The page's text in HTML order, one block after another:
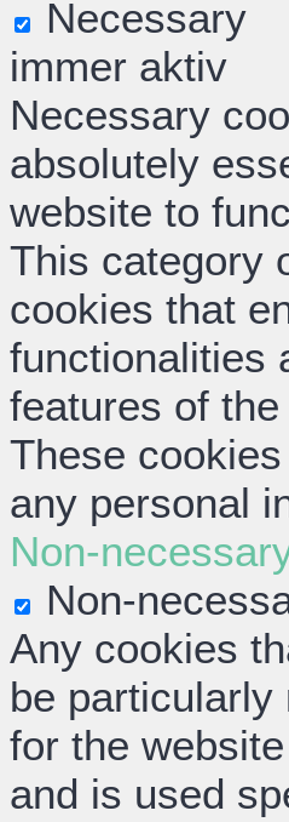
Necessary
immer aktiv
Necessary
absolutely
website to
This category
cookies that
functionalities
features of
These
any personal
Non-
Non-
Any cookies
be particularly
for the
and is used